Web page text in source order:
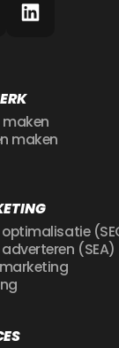
maken
(SEA)